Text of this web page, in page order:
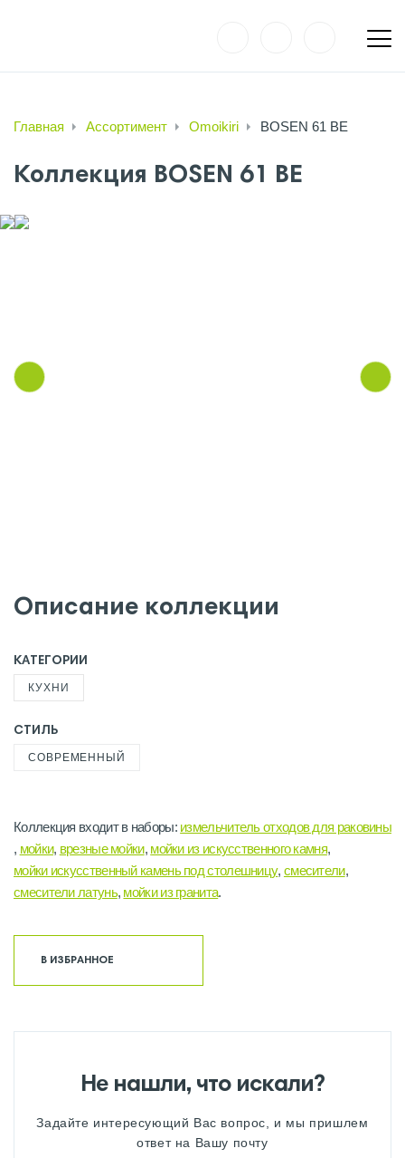
Главная Ассортимент Omoikiri BOSEN 61 BE
Коллекция BOSEN 61 BE
Описание коллекции
КАТЕГОРИИ
КУХНИ
СТИЛЬ
СОВРЕМЕННЫЙ
Коллекция входит в наборы: измельчитель отходов для раковины
, мойки, врезные мойки, мойки из искусственного камня,
мойки искусственный камень под столешницу, смесители,
смесители латунь, мойки из гранита.
В ИЗБРАННОЕ
Не нашли, что искали?
Задайте интересующий Вас вопрос, и мы пришлем
ответ на Вашу почту